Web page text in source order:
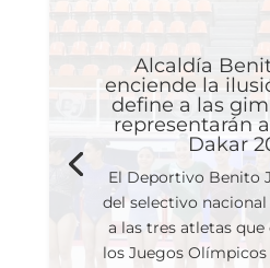
Alcaldía
enciende la
define a las
representarán
Dakar
El Deportivo Benito
del selectivo
a las tres atletas
los Juegos